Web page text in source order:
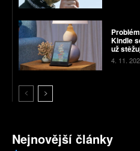
Kindle
už
4. 11.
Nejnovější články